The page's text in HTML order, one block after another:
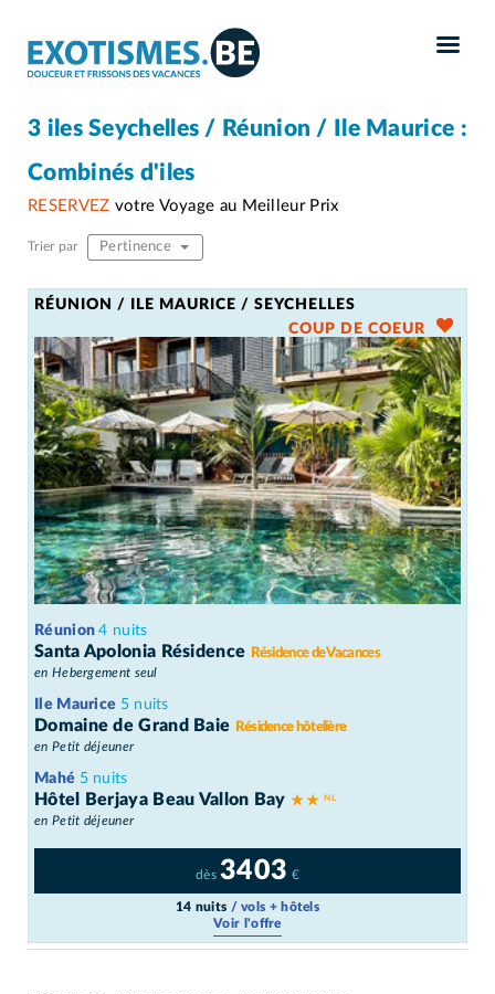
3 iles Seychelles / Réunion / Ile Maurice :
Combinés d'iles
RESERVEZ votre Voyage au Meilleur Prix
Trier par Pertinence
RÉUNION / ILE MAURICE / SEYCHELLES
COUP DE COEUR
Réunion4 nuits
Santa Apolonia Résidence Résidence de Vacances
en Hebergement seul
Ile Maurice 5 nuits
Domaine de Grand Baie Résidence hôtelière
en Petit déjeuner
Mahé 5 nuits
Hôtel Berjaya Beau Vallon Bay ★ ★
en Petit déjeuner
dès3403 €
14 nuits / vols + hôtels
Voir l'offre